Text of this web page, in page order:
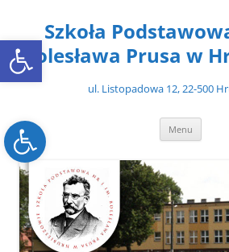
Open toolbar
Open toolbar
treściSzkoła
Bolesława Prusa w
ul. Listopadowa 12, 22-500
Menu